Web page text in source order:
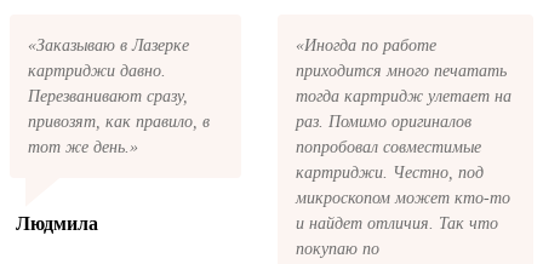
возможно, чтобы оформить доставку. Если
вы не получили письмо с копией заказа,
пожалуйста, свяжитесь с нами через сервис
обратная связь, или позвоните.
«Заказываю в Лазерке
картриджи давно.
Перезванивают сразу,
привозят, как правило, в
тот же день.»
Людмила
«Иногда по работе
приходится много печатать
тогда картридж улетает на
раз. Помимо оригиналов
попробовал совместимые
картриджи. Честно, под
микроскопом может кто-то
и найдет отличия. Так что
покупаю по